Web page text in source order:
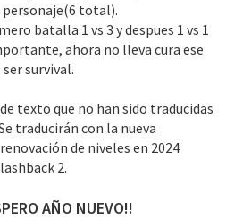
personaje(6 total).
batalla 1 vs 3 y despues 1 vs 1
ahora no lleva cura ese
survival.
texto que no han sido traducidas
traducirán con la nueva
de niveles en 2024
2.
AÑO NUEVO!!